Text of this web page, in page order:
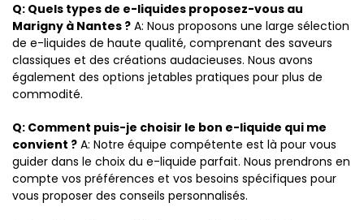
Q: Quels types de e-liquides proposez-vous au
Marigny à Nantes ? A: Nous proposons une large sélection
de e-liquides de haute qualité, comprenant des saveurs
classiques et des créations audacieuses. Nous avons
également des options jetables pratiques pour plus de
commodité.
Q: Comment puis-je choisir le bon e-liquide qui me
convient ? A: Notre équipe compétente est là pour vous
guider dans le choix du e-liquide parfait. Nous prendrons en
compte vos préférences et vos besoins spécifiques pour
vous proposer des conseils personnalisés.